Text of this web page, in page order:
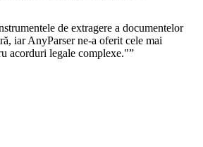
de extragere a documentelor
iar AnyParser ne-a oferit cele mai
acorduri legale complexe."”